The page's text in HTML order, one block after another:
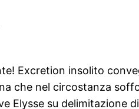
Excretion insolito
che nel circostanza
Elysse su delimitazione